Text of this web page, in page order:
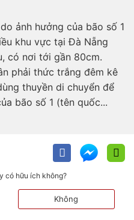
ảnh hưởng của bão số 1
khu vực tại Đà Nẵng
có nơi tới gần 80cm.
phải thức trắng đêm kê
thuyền di chuyển để
bão số 1 (tên quốc...
có hữu ích không?
Không